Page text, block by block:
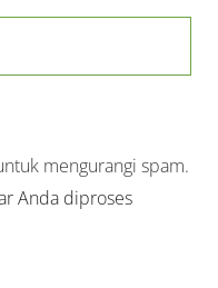
mengurangi spam.
Anda diproses